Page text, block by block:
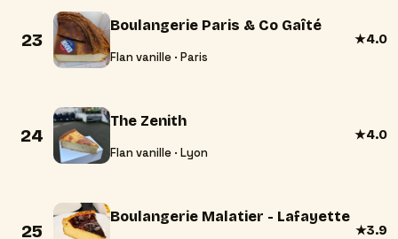
23
Boulangerie Paris & Co Gaîté
Flan vanille · Paris
★4.0
24
The Zenith
Flan vanille · Lyon
★4.0
25
Boulangerie Malatier - Lafayette
★3.9